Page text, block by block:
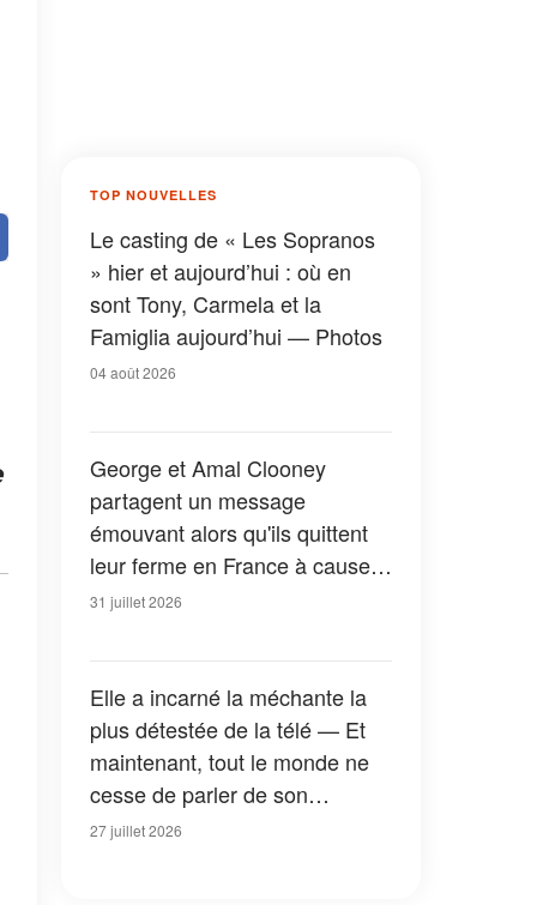
TOP NOUVELLES
Le casting de « Les Sopranos
» hier et aujourd’hui : où en
sont Tony, Carmela et la
Famiglia aujourd’hui — Photos
04 août 2026
George et Amal Clooney
partagent un message
émouvant alors qu'ils quittent
leur ferme en France à cause
des feux de forêt — Tous les
31 juillet 2026
Elle a incarné la méchante la
plus détestée de la télé — Et
maintenant, tout le monde ne
cesse de parler de son
apparition dans la nouvelle
27 juillet 2026